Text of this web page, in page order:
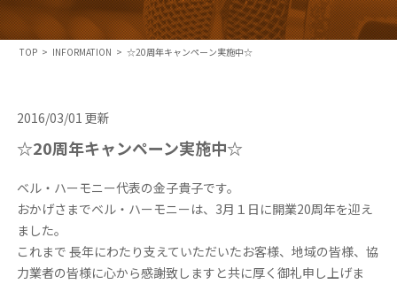
TOP > INFORMATION > ☆20周年キャンペーン実施中☆
2016/03/01 更新
☆20周年キャンペーン実施中☆
ベル・ハーモニー代表の金子貴子です。
おかげさまでベル・ハーモニーは、3月１日に開業20周年を迎え
ました。
これまで 長年にわたり支えていただいたお客様、地域の皆様、協
力業者の皆様に心から感謝致しますと共に厚く御礼申し上げま